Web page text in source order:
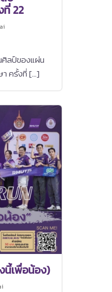
22
ลป์ของแผ่น
ครั้งที่ […]
นี้เพื่อน้อง)